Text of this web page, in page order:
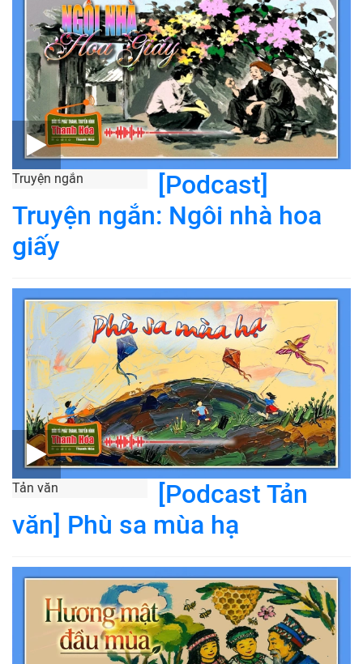
Truyện ngắn
[Podcast]
Truyện ngắn: Ngôi nhà hoa
giấy
Tản văn
[Podcast Tản
văn] Phù sa mùa hạ